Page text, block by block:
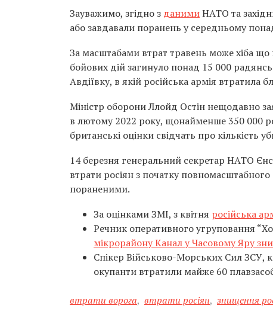
Зауважимо, згідно з данимиНАТО та
або завдавали поранень у середньому
За масштабами втрат травень може хіба що
бойових дій загинуло понад 15 000
Авдіївку, в якій російська армія втратила
Міністр оборони Ллойд Остін нещодавно
в лютому 2022 року, щонайменше 350 000
британські оцінки свідчать про кількість
14 березня генеральний секретар НАТО
втрати росіян з початку
пораненими.
За оцінками ЗМІ, з квітня російська
Речник оперативного угруповання
мікрорайону Канал у Часовому Яру
Спікер Військово-Морських Сил ЗСУ,
окупанти втратили майже 60
втрати ворога, втрати росіян, знищення